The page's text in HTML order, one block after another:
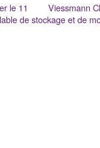
le 11
de
Viessmann
stockage et de